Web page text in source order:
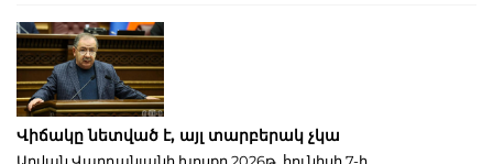
Վիճակը նետված է, այլ տարբերակ չկա